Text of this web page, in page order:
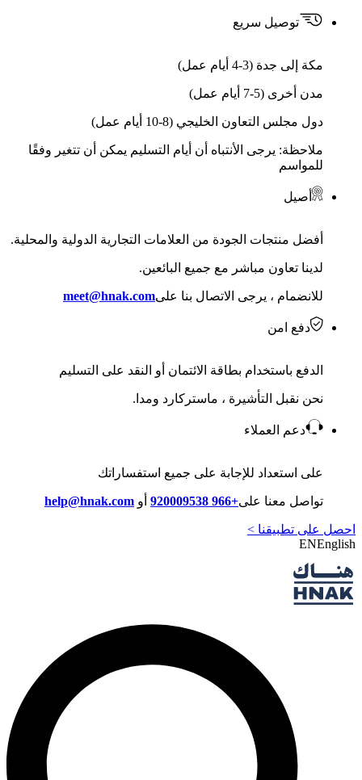
توصيل سريع
مكة إلى جدة (3-4 أيام عمل)
مدن أخرى (5-7 أيام عمل)
دول مجلس التعاون الخليجي (8-10 أيام عمل)
ملاحظة: يرجى الأنتباه أن أيام التسليم يمكن أن تتغير وفقًا
للمواسم
أصيل
أفضل منتجات الجودة من العلامات التجارية الدولية والمحلية.
لدينا تعاون مباشر مع جميع البائعين.
للانضمام ، يرجى الاتصال بنا علىmeet@hnak.com
دفع امن
الدفع باستخدام بطاقة الائتمان أو النقد على التسليم
نحن نقبل التأشيرة ، ماستركارد ومدا.
دعم العملاء
على استعداد للإجابة على جميع استفساراتك
تواصل معنا على+966 920009538 أو help@hnak.com
احصل على تطبيقنا >
ENEnglish